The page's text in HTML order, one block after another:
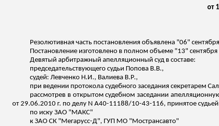
от
Резолютивная часть постановления объявлена "06"
Постановление изготовлено в полном объеме "13" сентября
Девятый арбитражный апелляционный суд в составе:
председательствующего судьи Попова В.В.,
судей: Левченко Н.И., Валиева В.Р.,
при ведении протокола судебного заседания секретарем
рассмотрев в открытом судебном заседании
от 29.06.2010 г. по делу N А40-11188/10-43-116, принятое
по иску ЗАО "МАКС"
к ЗАО СК "Мегарусс-Д", ГУП МО "Мострансавто"